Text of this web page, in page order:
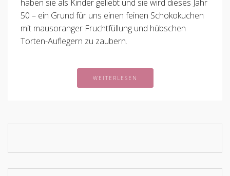
haben sie als Kinder geliebt und sie wird dieses Jahr
50 – ein Grund für uns einen feinen Schokokuchen
mit mausoranger Fruchtfüllung und hübschen
Torten-Auflegern zu zaubern.
WEITERLESEN